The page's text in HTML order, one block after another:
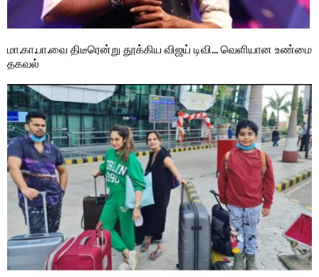
மா.கா.பா.வை திடீரென்று தூக்கிய விஜய் டிவி… வெளியான உண்மை
தகவல்